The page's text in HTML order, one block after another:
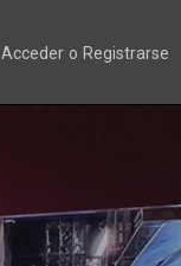
Acceder o Registrarse